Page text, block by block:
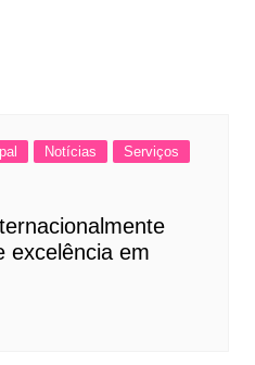
Notícias
Serviços
excelência em